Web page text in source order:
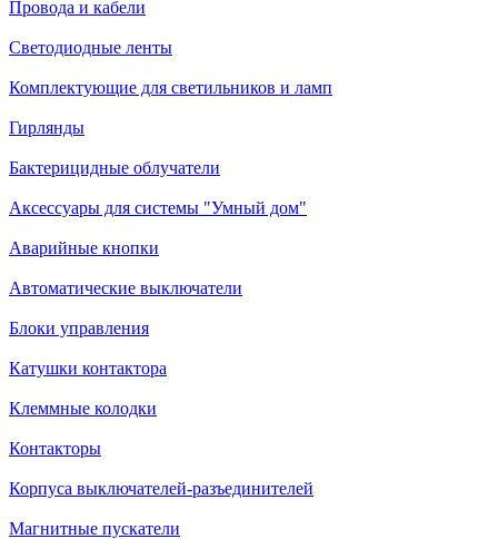
Провода и кабели
Светодиодные ленты
Комплектующие для светильников и ламп
Гирлянды
Бактерицидные облучатели
Аксессуары для системы "Умный дом"
Аварийные кнопки
Автоматические выключатели
Блоки управления
Катушки контактора
Клеммные колодки
Контакторы
Корпуса выключателей-разъединителей
Магнитные пускатели